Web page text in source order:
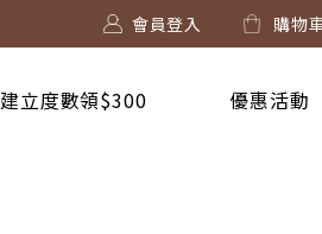
會員登入 購物
建立度數領$300 優惠活動